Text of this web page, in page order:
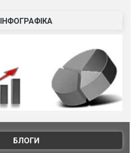
ІНФОГРАФІКА
БЛОГИ